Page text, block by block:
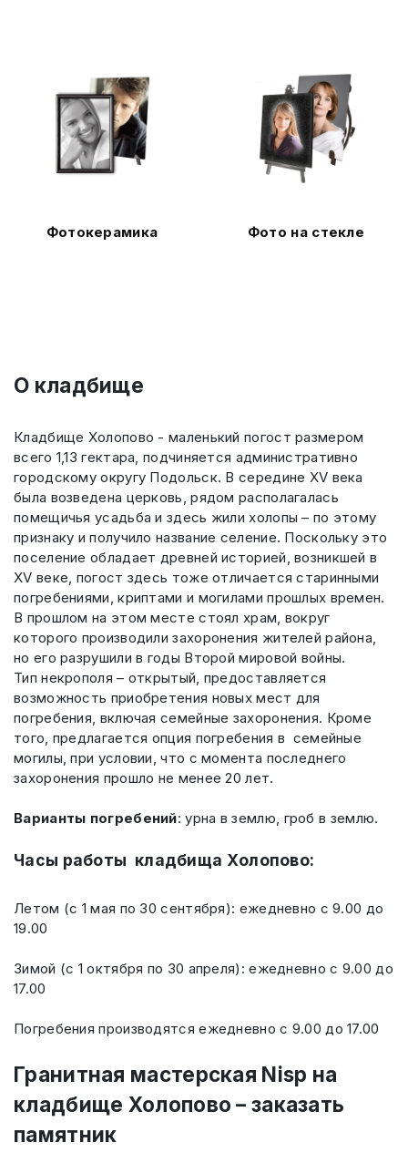
Фотокерамика Фото на стекле
О кладбище
Кладбище Холопово - маленький погост размером
всего 1,13 гектара, подчиняется административно
городскому округу Подольск. В середине XV века
была возведена церковь, рядом располагалась
помещичья усадьба и здесь жили холопы – по этому
признаку и получило название селение. Поскольку это
поселение обладает древней историей, возникшей в
XV веке, погост здесь тоже отличается старинными
погребениями, криптами и могилами прошлых времен.
В прошлом на этом месте стоял храм, вокруг
которого производили захоронения жителей района,
но его разрушили в годы Второй мировой войны.
Тип некрополя – открытый, предоставляется
возможность приобретения новых мест для
погребения, включая семейные захоронения. Кроме
того, предлагается опция погребения в семейные
могилы, при условии, что с момента последнего
захоронения прошло не менее 20 лет.
Варианты погребений: урна в землю, гроб в землю.
Часы работы кладбища Холопово:
Летом (с 1 мая по 30 сентября): ежедневно с 9.00 до
19.00
Зимой (с 1 октября по 30 апреля): ежедневно с 9.00 до
17.00
Погребения производятся ежедневно с 9.00 до 17.00
Гранитная мастерская Nisp на
кладбище Холопово – заказать
памятник